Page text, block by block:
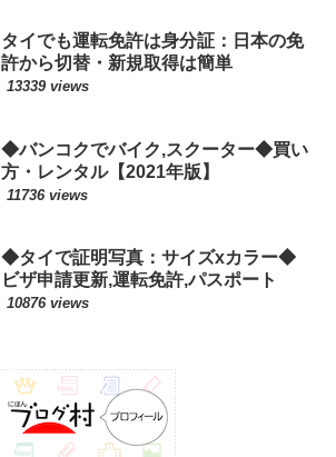
タイでも運転免許は身分証：日本の免
許から切替・新規取得は簡単
13339 views
◆バンコクでバイク,スクーター◆買い
方・レンタル【2021年版】
11736 views
◆タイで証明写真：サイズxカラー◆
ビザ申請更新,運転免許,パスポート
10876 views